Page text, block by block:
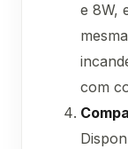
e 8W,
com